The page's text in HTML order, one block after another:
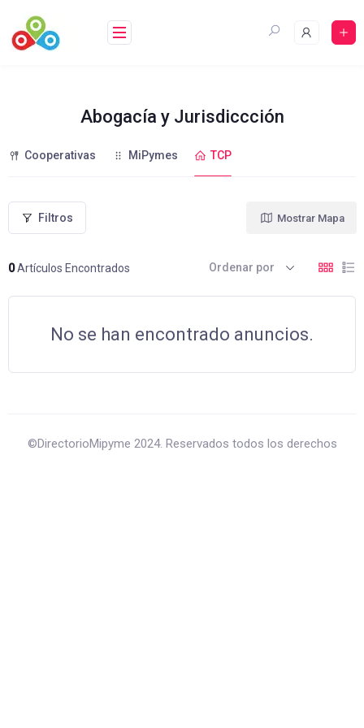
contenido
Abogacía y Jurisdiccción
Cooperativas MiPymes TCP
Filtros
0Artículos Encontrados
Mostrar Mapa
Ordenar por
No se han encontrado anuncios.
©DirectorioMipyme 2024. Reservados todos los derechos